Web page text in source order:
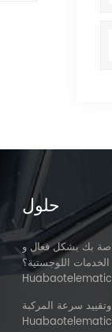
حلول
بك بشكل فعال و
الخدمات اللوجستية؟
سرعة المركبة